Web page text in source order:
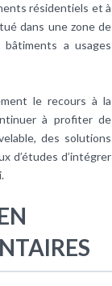
résidentiels et à
dans une zone de
a usages
le recours à la
à profiter de
des solutions
d’études d’intégrer